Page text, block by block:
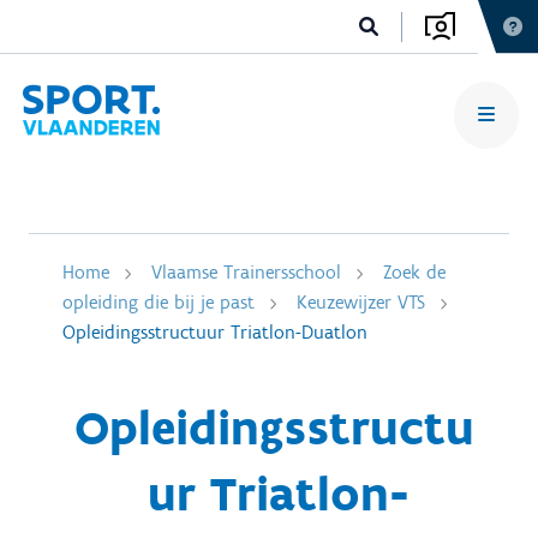
Home Vlaamse Trainersschool
Zoek de
opleiding die bij je past
Keuzewijzer VTS
Opleidingsstructuur Triatlon-Duatlon
Opleidingsstructu
ur Triatlon-